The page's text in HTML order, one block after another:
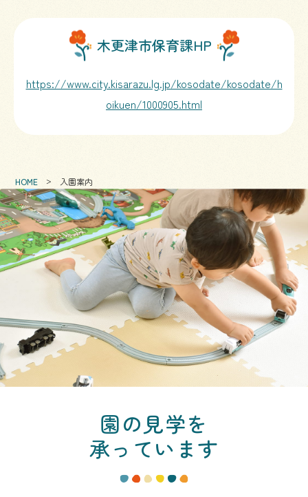
木更津市保育課HP
https://www.city.kisarazu.lg.jp/kosodate/kosodate/h
oikuen/1000905.html
HOME 入園案内
園の見学を
承っています